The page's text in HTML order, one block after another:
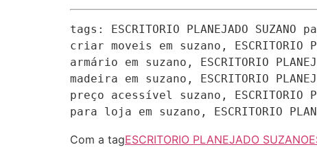
tags: ESCRITORIO PLANEJADO
criar moveis em suzano, ESCRITORIO
armário em suzano, ESCRITORIO
madeira em suzano, ESCRITORIO
preço acessível suzano, ESCRITORIO
para loja em suzano, ESCRITORIO
Com a tagESCRITORIO PLANEJADO SUZANO